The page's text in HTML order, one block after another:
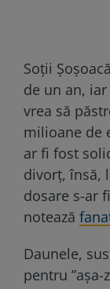
Soții
de un an,
vrea să
milioane de
ar fi fost
divorț, însă,
dosare s-ar
notează
Daunele,
pentru